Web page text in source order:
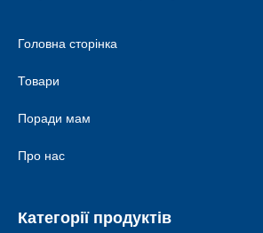
Головна сторінка
Товари
Поради мам
Про нас
Категорії продуктів